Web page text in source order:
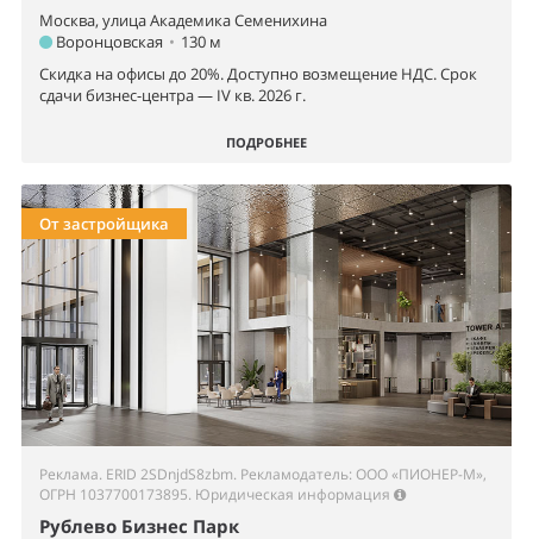
Москва, улица Академика Семенихина
Воронцовская • 130 м
Скидка на офисы до 20%. Доступно возмещение НДС. Срок
сдачи бизнес-центра — IV кв. 2026 г.
ПОДРОБНЕЕ
От застройщика
Реклама. ERID 2SDnjdS8zbm. Рекламодатель: ООО «ПИОНЕР-М»,
ОГРН 1037700173895. Юридическая информация
Рублево Бизнес Парк